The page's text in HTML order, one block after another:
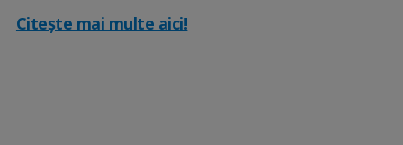
Citește mai multe aici!